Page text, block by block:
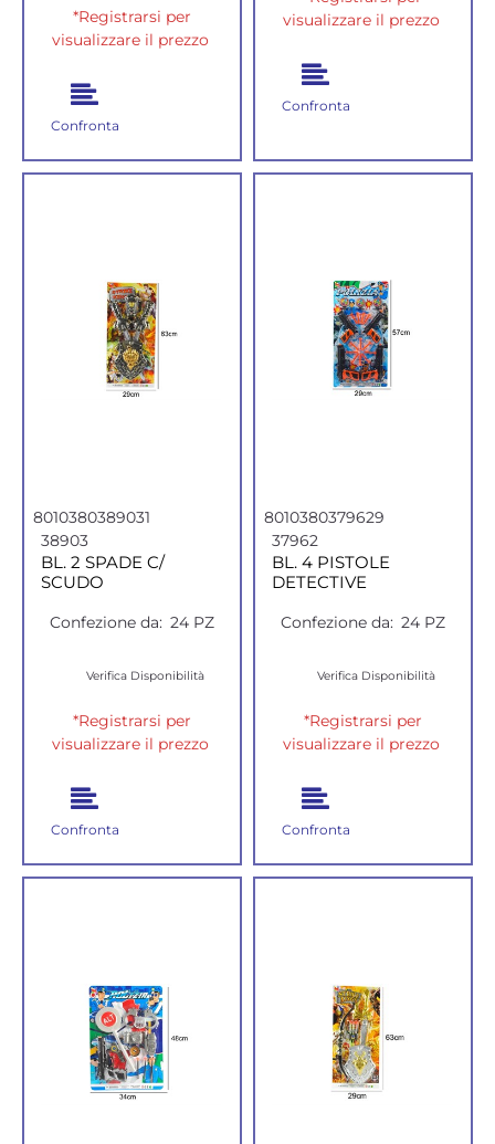
*Registrarsi per
visualizzare il prezzo
Confronta
visualizzare il prezzo
Confronta
8010380389031
38903
BL. 2 SPADE C/
SCUDO
Confezione da: 24 PZ
Verifica Disponibilità
*Registrarsi per
visualizzare il prezzo
Confronta
8010380379629
37962
BL. 4 PISTOLE
DETECTIVE
Confezione da: 24 PZ
Verifica Disponibilità
*Registrarsi per
visualizzare il prezzo
Confronta